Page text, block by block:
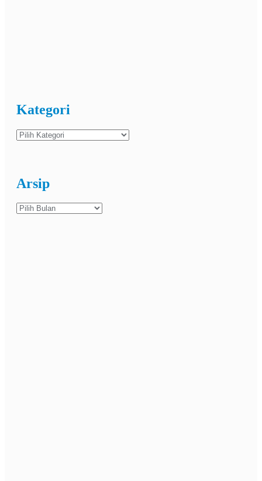
Kategori
Kategori
Arsip
Arsip